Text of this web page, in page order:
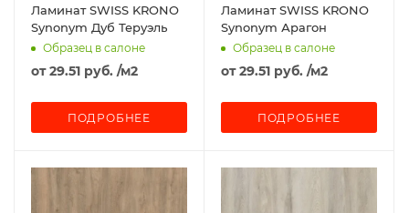
Ламинат SWISS KRONO
Synonym Дуб Теруэль
Образец в салоне
от29.51 руб. /м2
ПОДРОБНЕЕ
Ламинат SWISS KRONO
Synonym Арагон
Образец в салоне
от29.51 руб. /м2
ПОДРОБНЕЕ